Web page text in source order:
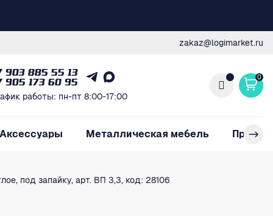
zakaz@logimarket.ru
903 885 55 13
905 173 60 95
работы: пн-пт 8:00-17:00
0
Аксессуары Металлическая мебель
под запайку, арт. ВП 3,3, код: 28106